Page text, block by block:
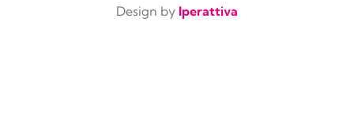
Design by Iperattiva